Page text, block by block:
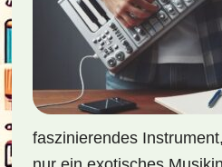
faszinierendes